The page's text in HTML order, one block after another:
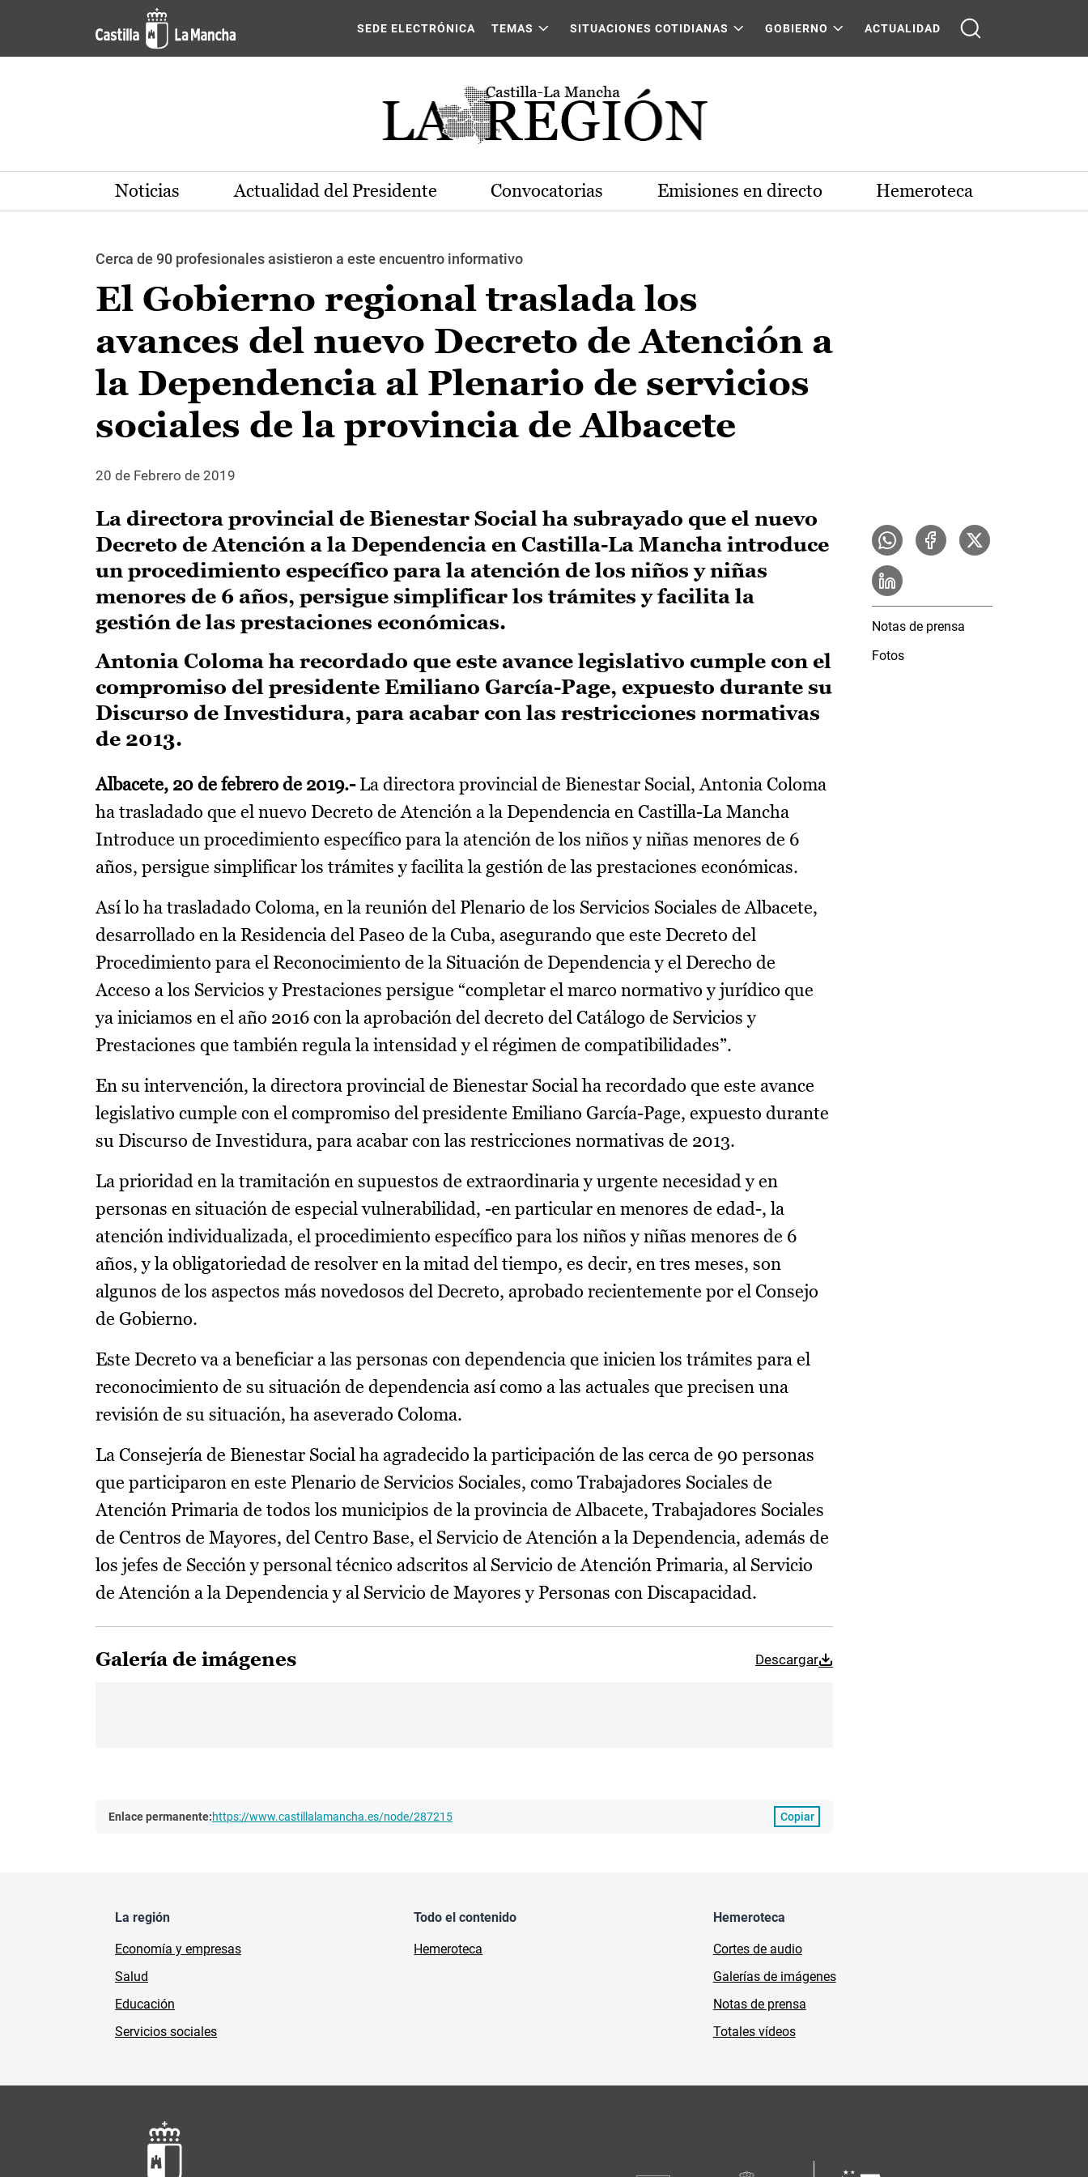
Pasar al contenido principal
SEDE ELECTRÓNICA TEMAS SITUACIONES COTIDIANAS GOBIERNO ACTUALIDAD
Noticias Actualidad del Presidente Convocatorias Emisiones en directo Hemeroteca
Cerca de 90 profesionales asistieron a este encuentro informativo
El Gobierno regional traslada los
avances del nuevo Decreto de Atención a
la Dependencia al Plenario de servicios
sociales de la provincia de Albacete
20 de Febrero de 2019
La directora provincial de Bienestar Social ha subrayado que el nuevo
Decreto de Atención a la Dependencia en Castilla-La Mancha introduce
un procedimiento específico para la atención de los niños y niñas
menores de 6 años, persigue simplificar los trámites y facilita la
gestión de las prestaciones económicas.
Antonia Coloma ha recordado que este avance legislativo cumple con el
compromiso del presidente Emiliano García-Page, expuesto durante su
Discurso de Investidura, para acabar con las restricciones normativas
de 2013.
Albacete, 20 de febrero de 2019.-La directora provincial de Bienestar Social, Antonia Coloma
ha trasladado que el nuevo Decreto de Atención a la Dependencia en Castilla-La Mancha
Introduce un procedimiento específico para la atención de los niños y niñas menores de 6
años, persigue simplificar los trámites y facilita la gestión de las prestaciones económicas.
Así lo ha trasladado Coloma, en la reunión del Plenario de los Servicios Sociales de Albacete,
desarrollado en la Residencia del Paseo de la Cuba, asegurando que este Decreto del
Procedimiento para el Reconocimiento de la Situación de Dependencia y el Derecho de
Acceso a los Servicios y Prestaciones persigue “completar el marco normativo y jurídico que
ya iniciamos en el año 2016 con la aprobación del decreto del Catálogo de Servicios y
Prestaciones que también regula la intensidad y el régimen de compatibilidades”.
En su intervención, la directora provincial de Bienestar Social ha recordado que este avance
legislativo cumple con el compromiso del presidente Emiliano García-Page, expuesto durante
su Discurso de Investidura, para acabar con las restricciones normativas de 2013.
La prioridad en la tramitación en supuestos de extraordinaria y urgente necesidad y en
personas en situación de especial vulnerabilidad, -en particular en menores de edad-, la
atención individualizada, el procedimiento específico para los niños y niñas menores de 6
años, y la obligatoriedad de resolver en la mitad del tiempo, es decir, en tres meses, son
algunos de los aspectos más novedosos del Decreto, aprobado recientemente por el Consejo
de Gobierno.
Este Decreto va a beneficiar a las personas con dependencia que inicien los trámites para el
reconocimiento de su situación de dependencia así como a las actuales que precisen una
revisión de su situación, ha aseverado Coloma.
La Consejería de Bienestar Social ha agradecido la participación de las cerca de 90 personas
que participaron en este Plenario de Servicios Sociales, como Trabajadores Sociales de
Atención Primaria de todos los municipios de la provincia de Albacete, Trabajadores Sociales
de Centros de Mayores, del Centro Base, el Servicio de Atención a la Dependencia, además de
los jefes de Sección y personal técnico adscritos al Servicio de Atención Primaria, al Servicio
de Atención a la Dependencia y al Servicio de Mayores y Personas con Discapacidad.
Galería de imágenes Descargar
Enlace permanente:https://www.castillalamancha.es/node/287215 Copiar
Notas de prensa
Fotos
La región
Economía y empresas
Salud
Educación
Servicios sociales
Todo el contenido
Hemeroteca
Hemeroteca
Cortes de audio
Galerías de imágenes
Notas de prensa
Totales vídeos